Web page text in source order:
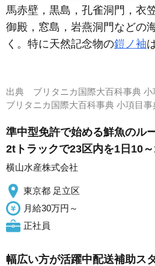
馬赤壁，黒島，孔雀洞門，衣
御殿，窓島，岩燕洞門などの
く。特に天然記念物の鎧ノ袖
出典 ブリタニカ国際大百科事典
ブリタニカ国際大百科事典 小項目
準中型免許で始める鮮魚のル
2tトラックで23区内を1日10
横山水産株式会社
東京都 足立区
月給30万円～
正社員
幅広い方が活躍中配送補助ス